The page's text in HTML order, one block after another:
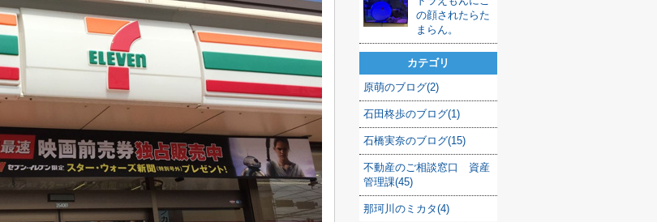
の顔されたらた
まらん。
カテゴリ
原萌のブログ(2)
石田柊歩のブログ(1)
石橋実奈のブログ(15)
不動産のご相談窓口 資産
管理課(45)
那珂川のミカタ(4)